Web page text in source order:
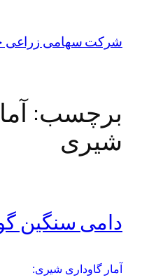
محتواشرکت سهامی زراعی
برچسب:
شیری
دامی سنگین
آمار گاوداری شیری: